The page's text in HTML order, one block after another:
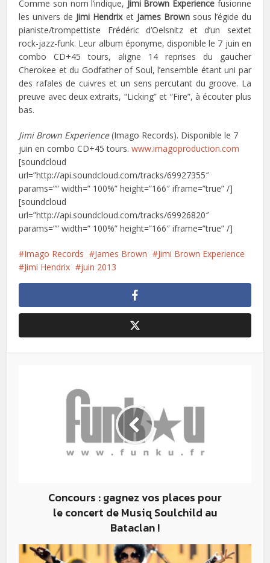
Comme son nom l’indique, Jimi Brown Experience fusionne
les univers de Jimi Hendrix et James Brownsous l’égide du
pianiste/trompettiste Frédéric d’Oelsnitz et d’un sextet
rock-jazz-funk. Leur album éponyme, disponible le 7 juin en
combo CD+45 tours, aligne 14 reprises du gaucher
Cherokee et du Godfather of Soul, l’ensemble étant uni par
des rafales de cuivres et un sens percutant du groove. La
preuve avec deux extraits, “Licking” et “Fire”, à écouter plus
bas.
Jimi Brown Experience(Imago Records). Disponible le 7
juin en combo CD+45 tours.www.imagoproduction.com
[soundcloud
url=”http://api.soundcloud.com/tracks/69927355″
params=”” width=” 100%” height=”166″ iframe=”true” /]
[soundcloud
url=”http://api.soundcloud.com/tracks/69926820″
params=”” width=” 100%” height=”166″ iframe=”true” /]
Imago Records James Brown
Jimi Brown Experience
Jimi Hendrix
juin 2013
Concours : gagnez vos places pour
le concert de Musiq Soulchild au
Bataclan !